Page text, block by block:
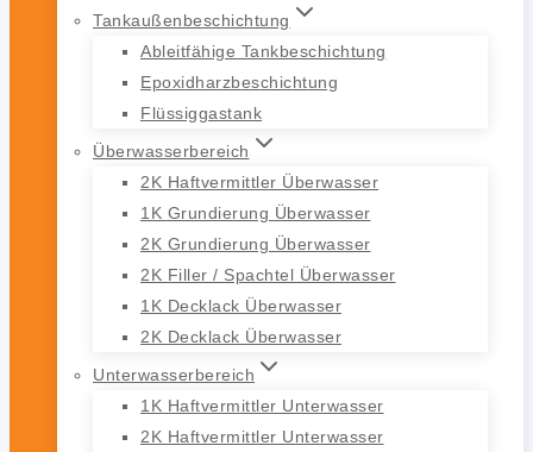
Tankaußenbeschichtung
Ableitfähige Tankbeschichtung
Epoxidharzbeschichtung
Flüssiggastank
Überwasserbereich
2K Haftvermittler Überwasser
1K Grundierung Überwasser
2K Grundierung Überwasser
2K Filler / Spachtel Überwasser
1K Decklack Überwasser
2K Decklack Überwasser
Unterwasserbereich
1K Haftvermittler Unterwasser
2K Haftvermittler Unterwasser